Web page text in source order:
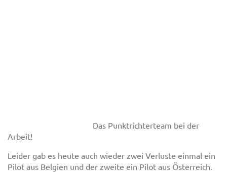
Das Punktrichterteam bei der
Arbeit!
Leider gab es heute auch wieder zwei Verluste einmal ein
Pilot aus Belgien und der zweite ein Pilot aus Österreich.